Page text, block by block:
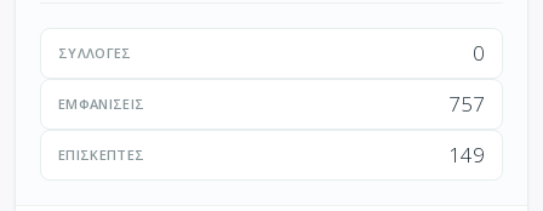
ΣΥΛΛΟΓΈΣ 0
ΕΜΦΑΝΊΣΕΙΣ 757
ΕΠΙΣΚΈΠΤΕΣ 149